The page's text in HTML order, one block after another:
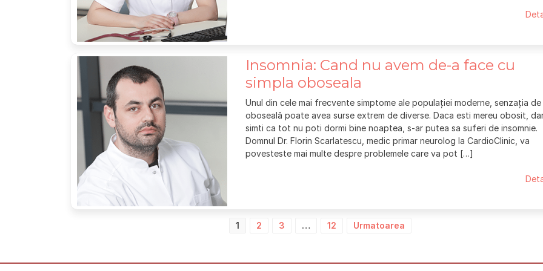
Insomnia: Cand nu avem de-a face cu
simpla oboseala
Unul din cele mai frecvente simptome ale populației moderne, senzația de
oboseală poate avea surse extrem de diverse. Daca esti mereu obosit,
simti ca tot nu poti dormi bine noaptea, s-ar putea sa suferi de insomnie.
Domnul Dr. Florin Scarlatescu, medic primar neurolog la CardioClinic, va
povesteste mai multe despre problemele care va pot […]
1 2 3 … 12 Urmatoarea